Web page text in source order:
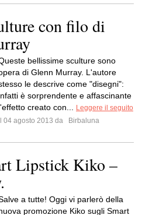
con filo di
bellissime sculture sono
di Glenn Murray. L'autore
le descrive come "disegni":
è sorprendente e affascinante
creato con...
Leggere il seguito
Il 04 agosto 2013 da
Birbaluna
Lipstick Kiko –
a tutte! Oggi vi parlerò della
promozione Kiko sugli Smart